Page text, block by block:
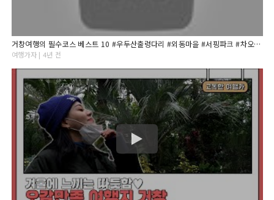
거창여행의 필수코스 베스트 10 #우두산출렁다리 #외동마을 #서핑파크 #차오원 #월성우주창의과학관 #사과테마파크
여행가자 | 4년 전